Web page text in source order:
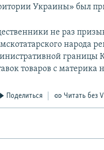
Украины» был
не раз
народа
границы
товаров с материка
Поделиться Читать без